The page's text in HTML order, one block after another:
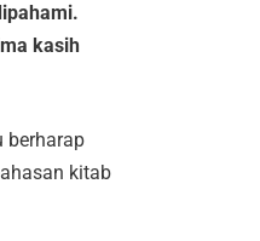
kasih
berharap
kitab